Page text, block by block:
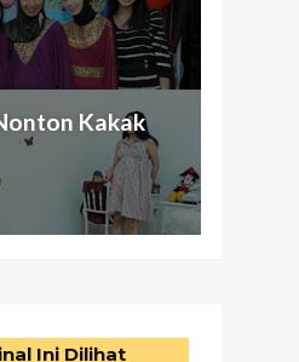
ku
Putih-Biru,
dan Bunuh Diri
Butuh Passion
Kakak
Ini Dilihat